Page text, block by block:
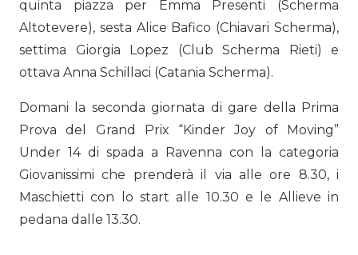
quinta piazza per Emma Presenti (Scherma
Altotevere), sesta Alice Bafico (Chiavari Scherma),
settima Giorgia Lopez (Club Scherma Rieti) e
ottava Anna Schillaci (Catania Scherma).
Domani la seconda giornata di gare della Prima
Prova del Grand Prix “Kinder Joy of Moving”
Under 14 di spada a Ravenna con la categoria
Giovanissimi che prenderà il via alle ore 8.30, i
Maschietti con lo start alle 10.30 e le Allieve in
pedana dalle 13.30.